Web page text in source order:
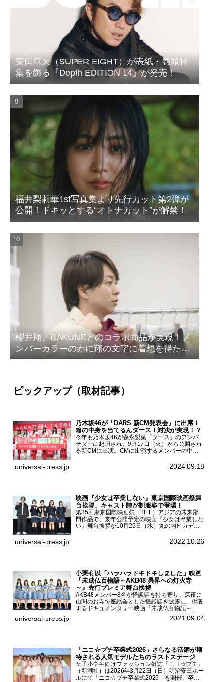
安田章大（SUPER EIGHT）が表紙・巻頭特
集を飾る『Depth EDITION 14』が発売！
福井梨莉華1st写真集より先行カット第2弾が
公開！ドキッとする“オトナカット”が解禁！
櫻井翔、BAKUNEとのコラボ商品が実現！メ
ンバーカラーの赤に翔の文字に着想を得たデ
ザイン
ピックアップ（取材記事）
乃木坂46が「DARS 新CM発表会」に出席！
箱の中身を当てるんダース！対決が実現！？
今年も乃木坂46が森永製菓「ダース」のアンバ
サダーに起用され、9月17日（火）から公開され
る新CMに出演。CMに出演するメンバーの中か
一ノ瀬美空、菅原咲月が都内にて開催された
universal-press.jp 2024.09.18
映画『少女は卒業しない』東京国際映画祭舞
台挨拶。キャスト陣が制服姿で登場！
第35回東京国際映画祭（TIFF）アジアの未来部
門作品で、来年公開予定の映画『少女は卒業しな
い』舞台挨拶が10月26日（水）丸の内ピカデリ
宮山莉渚、中井友望、監督の中川駿が登壇。映画
universal-press.jp 2022.10.26
小栗有以「ハラハラドキドキしました」映画
『未成仏百物語～AKB48 異界への灯火寺
～』先行プレミア舞台挨拶
AKB48メンバー8名が怪談話を持ち寄り、深夜に
山間のお寺で座談会とした怪談話を披露し、供養
するドキュメンタリー映画『未成仏百物語～
AKB48異界への灯火寺～』の先行プレミア舞台
挨拶が東京・ユナイテッド・シネマ豊洲で開催さ
universal-press.jp 2021.09.04
「ニコ☆プチ卒業式2026」さらなる活躍が期
待される人気モデルたちのラストステージ
女子小学生向けファッション雑誌『ニコ☆プチ』
（新潮社）は2026年3月22日（日）明治安田ホー
ルにて「ニコ☆プチ卒業式2026」を開催。卒業